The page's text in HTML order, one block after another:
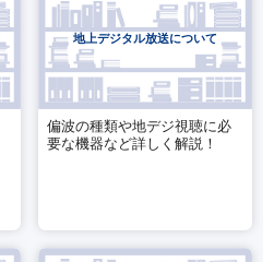
地上デジタル放送について
偏波の種類や地デジ視聴に必
要な機器など詳しく解説！